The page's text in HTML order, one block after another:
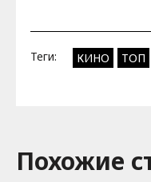
Теги: КИНО ТОП
Похожие